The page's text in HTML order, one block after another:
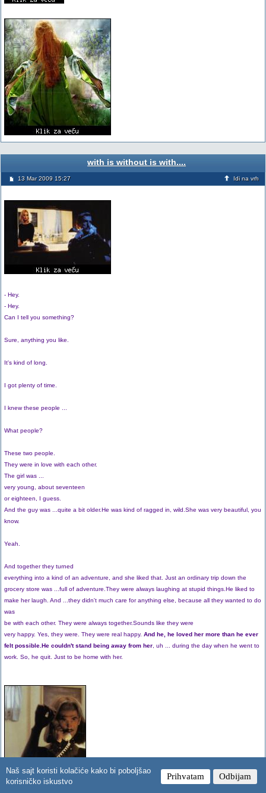
Naš sajt koristi kolačiće kako bi poboljšao
korisničko iskustvo
Prihvatam Odbijam
with is without is with....
13 Mar 2009 15:27 Idi na vrh
- Hey.
- Hey.
Can I tell you something?
Sure, anything you like.
It's kind of long.
I got plenty of time.
I knew these people ...
What people?
These two people.
They were in love with each other.
The girl was ...
very young, about seventeen
or eighteen, I guess.
And the guy was ...quite a bit older.He was kind of ragged in, wild.She was very beautiful, you
know.
Yeah.
And together they turned
everything into a kind of an adventure, and she liked that. Just an ordinary trip down the
grocery store was ...full of adventure.They were always laughing at stupid things.He liked to
make her laugh. And ...they didn't much care for anything else, because all they wanted to do
was
be with each other. They were always together.Sounds like they were
very happy. Yes, they were. They were real happy. And he, he loved her more than he ever
felt possible.He couldn't stand being away from her , uh ... during the day when he went to
work. So, he quit. Just to be home with her.